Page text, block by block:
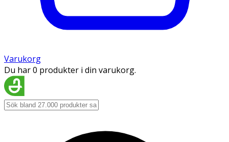
Varukorg
Du har 0 produkter i din varukorg.